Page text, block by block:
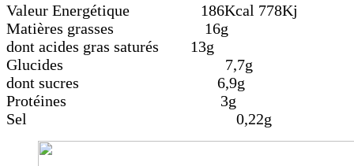
Valeur Energétique 186Kcal 778Kj
Matières grasses 16g
dont acides gras saturés 13g
Glucides 7,7g
dont sucres 6,9g
Protéines 3g
Sel 0,22g